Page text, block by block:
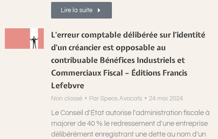
Lire la suite
L’erreur comptable délibérée sur l’identité
d’un créancier est opposable au
contribuable Bénéfices Industriels et
Commerciaux Fiscal – Éditions Francis
Lefebvre
Non classé Par Speos Avocats 24 mai 2024
Le Conseil d'État autorise l'administration fiscale à
majorer de 40 % le redressement d'une entreprise
délibérément enregistrant une dette au nom d'un